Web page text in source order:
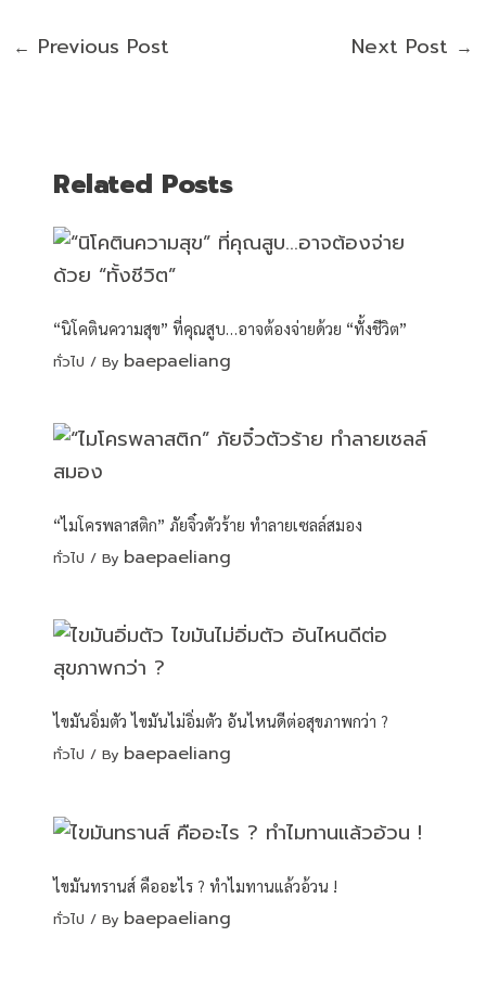
← Previous Post Next Post →
Related Posts
“นิโคตินความสุข” ที่คุณสูบ…อาจต้องจ่ายด้วย “ทั้งชีวิต”
ทั่วไป / By baepaeliang
“ไมโครพลาสติก” ภัยจิ๋วตัวร้าย ทำลายเซลล์สมอง
ทั่วไป / By baepaeliang
ไขมันอิ่มตัว ไขมันไม่อิ่มตัว อันไหนดีต่อสุขภาพกว่า ?
ทั่วไป / By baepaeliang
ไขมันทรานส์ คืออะไร ? ทำไมทานแล้วอ้วน !
ทั่วไป / By baepaeliang